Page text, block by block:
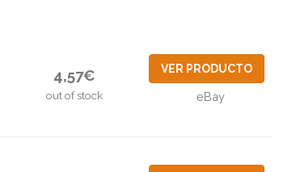
4,57€
out of stock
VER PRODUCTO
eBay